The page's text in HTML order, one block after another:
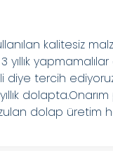
kalitesiz
yıllık
diye tercih
dolap üretim